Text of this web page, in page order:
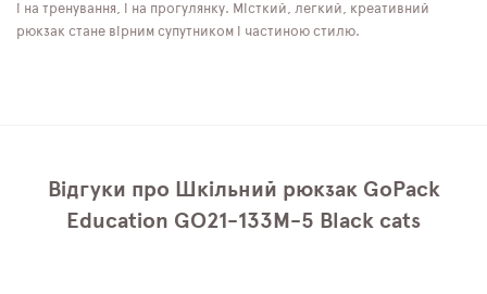
і на тренування, і на прогулянку. Місткий, легкий, креативний
рюкзак стане вірним супутником і частиною стилю.
Відгуки про Шкільний рюкзак GoPack
Education GO21-133M-5 Black cats